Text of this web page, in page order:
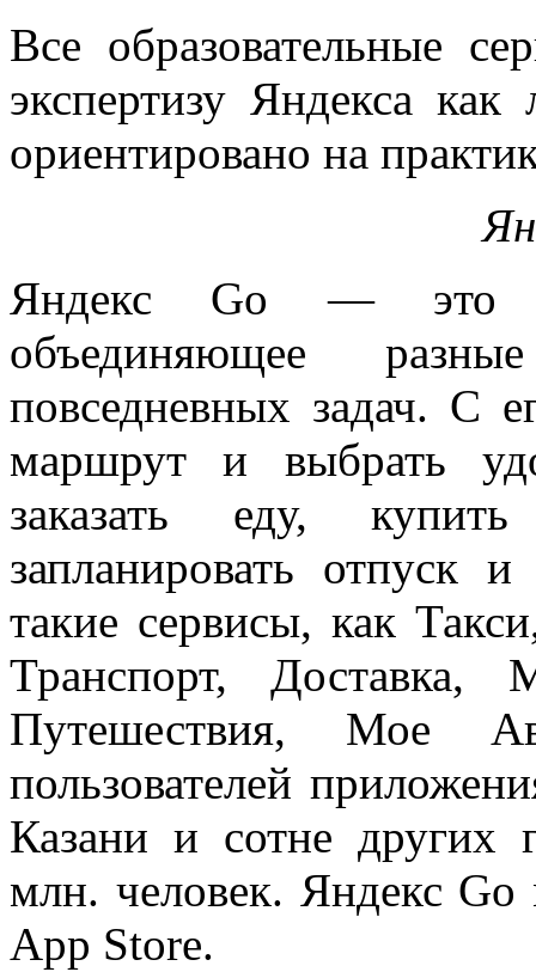
Все образовательные
экспертизу Яндекса
ориентировано на
Яндекс Go — это
объединяющее
повседневных задач. С
маршрут и выбрать
заказать еду,
запланировать отпуск
такие сервисы, как
Транспорт,
Путешествия, Мое
пользователей
Казани и сотне других
млн. человек. Яндекс
App Store.